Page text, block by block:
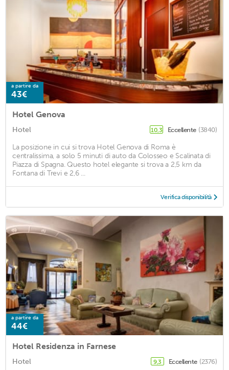
a partire da
43€
Hotel Genova
Hotel 10,3 Eccellente (3840)
La posizione in cui si trova Hotel Genova di Roma è
centralissima, a solo 5 minuti di auto da Colosseo e Scalinata di
Piazza di Spagna. Questo hotel elegante si trova a 2,5 km da
Fontana di Trevi e 2,6 ...
Verifica disponibilità
a partire da
44€
Hotel Residenza in Farnese
Hotel 9,3 Eccellente (2376)